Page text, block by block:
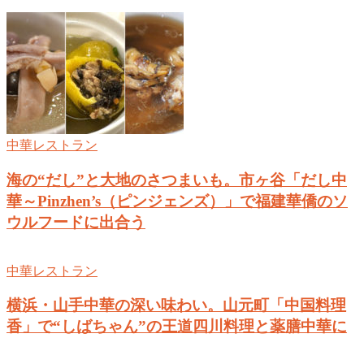
中華レストラン
海の“だし”と大地のさつまいも。市ヶ谷「だし中
華～Pinzhen’s（ピンジェンズ）」で福建華僑のソ
ウルフードに出合う
中華レストラン
横浜・山手中華の深い味わい。山元町「中国料理
香」で“しばちゃん”の王道四川料理と薬膳中華に